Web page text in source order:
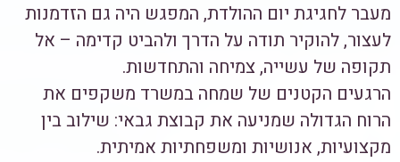
מעבר לחגיגת יום ההולדת, המפגש היה גם הזדמנות
לעצור, להוקיר תודה על הדרך ולהביט קדימה – אל
תקופה של עשייה, צמיחה והתחדשות.
הרגעים הקטנים של שמחה במשרד משקפים את
הרוח הגדולה שמניעה את קבוצת גבאי: שילוב בין
מקצועיות, אנושיות ומשפחתיות אמיתית.